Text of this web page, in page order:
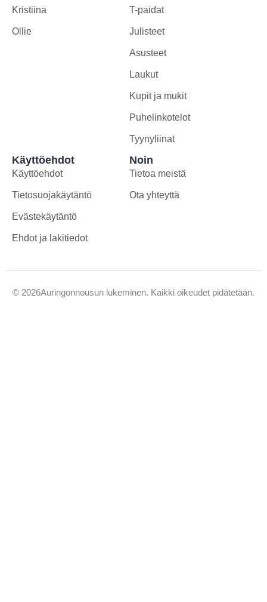
Kristiina
Ollie
T-paidat
Julisteet
Asusteet
Laukut
Kupit ja mukit
Puhelinkotelot
Tyynyliinat
Käyttöehdot
Käyttöehdot
Tietosuojakäytäntö
Evästekäytäntö
Ehdot ja lakitiedot
Noin
Tietoa meistä
Ota yhteyttä
© 2026Auringonnousun lukeminen. Kaikki oikeudet pidätetään.